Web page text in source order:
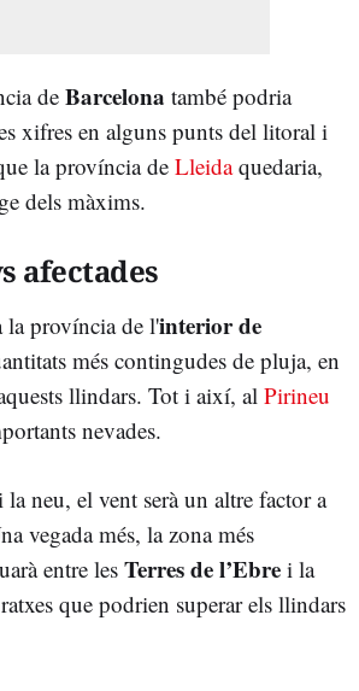
de Barcelona també podria
xifres en alguns punts del litoral i
la província de Lleidaquedaria,
dels màxims.
afectades
la província de l'interior de
més contingudes de pluja, en
llindars. Tot i així, al Pirineu
nevades.
neu, el vent serà un altre factor a
vegada més, la zona més
entre les Terres de l’Ebre i la
que podrien superar els llindars